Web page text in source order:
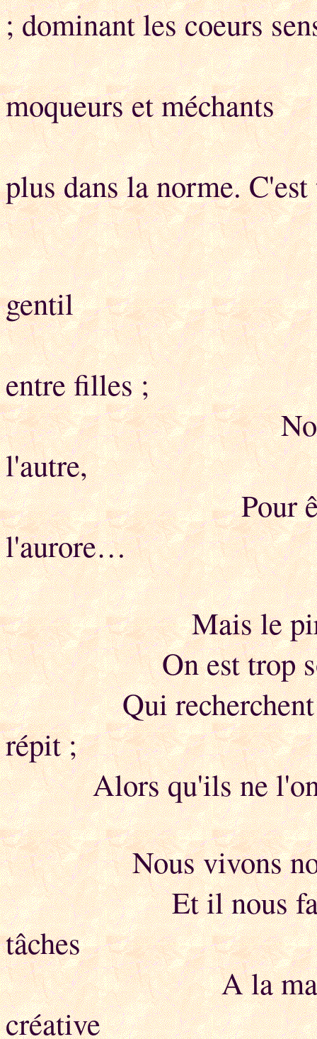
; dominant les coeurs
Ils sont
moqueurs et méchants
Dès que
plus dans la norme.
L'âge
gentil
Puisque la
entre filles ;
Nous faisant
l'autre,
Pour être sûre
l'aurore…
Mais le pire
On est trop
Qui recherchent en
répit ;
Alors qu'ils ne l'ont
Nous vivons nos
Et il nous faut
tâches
A la maison,
créative